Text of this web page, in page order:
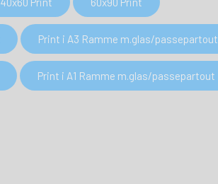
Print i A3 Ramme m.glas/passepartout
Print i A1 Ramme m.glas/passepartout